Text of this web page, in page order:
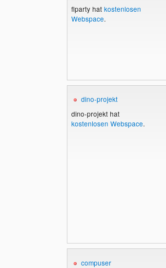
flparty hat kostenlosen
Webspace.
dino-projekt
dino-projekt hat
kostenlosen Webspace.
compuser